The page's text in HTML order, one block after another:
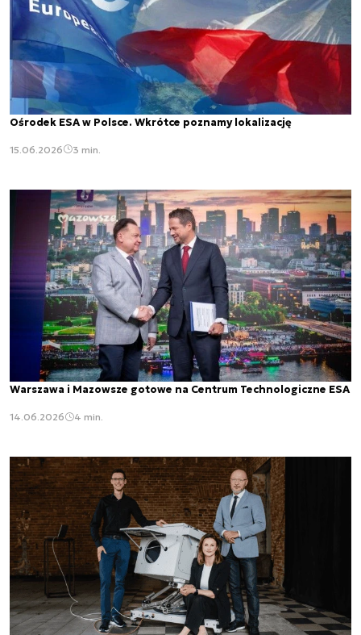
Ośrodek ESA w Polsce. Wkrótce poznamy lokalizację
15.06.2026 3 min.
Warszawa i Mazowsze gotowe na Centrum Technologiczne ESA
14.06.2026 4 min.